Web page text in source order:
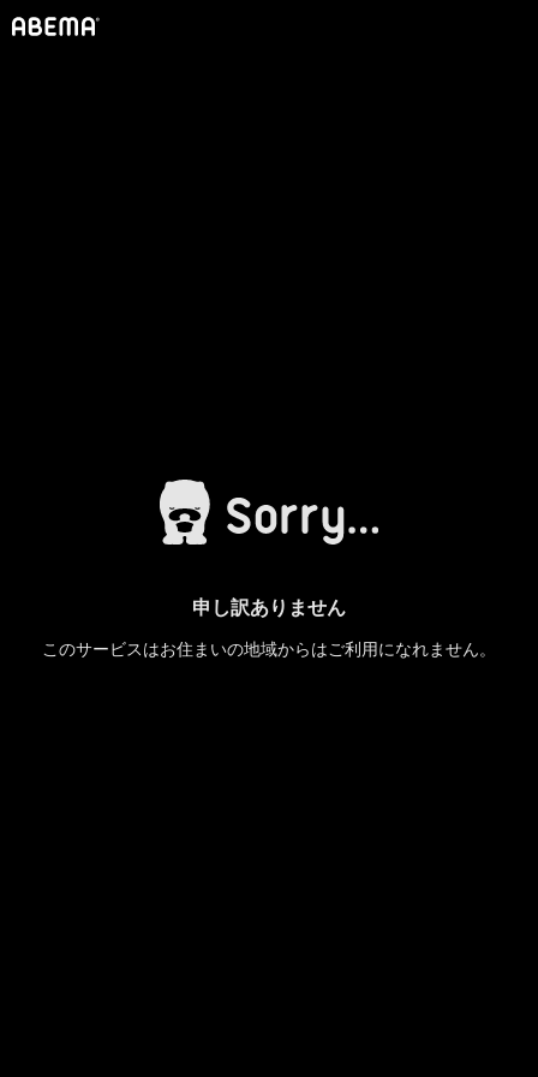
申し訳ありません
このサービスはお住まいの地域からはご利用になれません。